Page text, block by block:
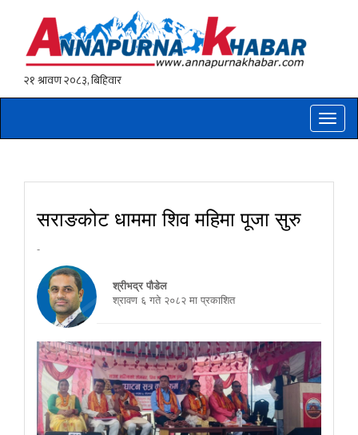
Toggle
सराङकोट धाममा शिव महिमा पूजा सुरु
-
श्रीभद्र पौडेल
श्रावण ६ गते २०८२ मा प्रकाशित